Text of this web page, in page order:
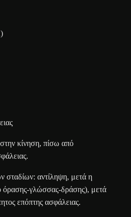
κίνηση, πίσω από
σταδίων: αντίληψη, μετά η
όρασης-γλώσσας-δράσης), μετά
επόπτης ασφάλειας.